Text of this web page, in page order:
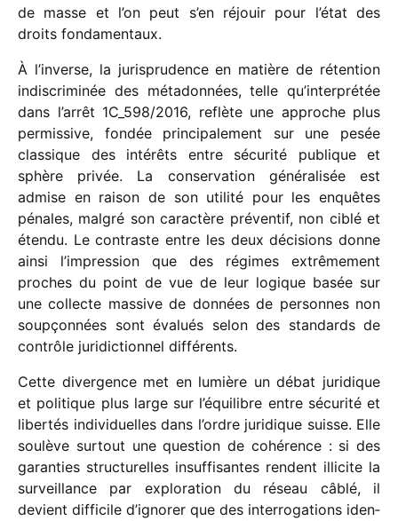
de masse et l’on peut s’en réjouir pour l’état des
droits fondamentaux.
À l’inverse, la juris­pru­dence en matière de réten­tion
indis­cri­mi­née des méta­don­nées, telle qu’interprétée
dans l’arrêt 1C_​598/​2016, reflète une approche plus
permis­sive, fondée prin­ci­pa­le­ment sur une pesée
clas­sique des inté­rêts entre sécu­rité publique et
sphère privée. La conser­va­tion géné­ra­li­sée est
admise en raison de son utilité pour les enquêtes
pénales, malgré son carac­tère préven­tif, non ciblé et
étendu. Le contraste entre les deux déci­sions donne
ainsi l’impression que des régimes extrê­me­ment
proches du point de vue de leur logique basée sur
une collecte massive de données de personnes non
soup­çon­nées sont évalués selon des stan­dards de
contrôle juri­dic­tion­nel différents.
Cette diver­gence met en lumière un débat juri­dique
et poli­tique plus large sur l’équilibre entre sécu­rité et
liber­tés indi­vi­duelles dans l’ordre juri­dique suisse. Elle
soulève surtout une ques­tion de cohé­rence : si des
garan­ties struc­tu­relles insuf­fi­santes rendent illi­cite la
surveillance par explo­ra­tion du réseau câblé, il
devient diffi­cile d’ignorer que des inter­ro­ga­tions iden­